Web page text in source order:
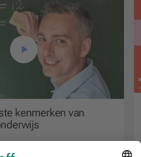
kenmerken van